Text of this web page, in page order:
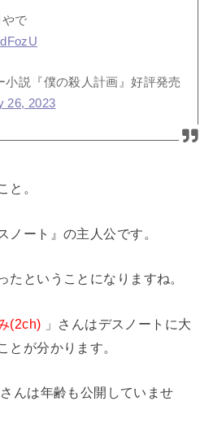
で
説『僕の殺人計画』好評発売
26, 2023
と。
ノート』の主人公です。
たということになりますね。
(2ch) 」さんはデスノートに大
とが分かります。
さんは年齢も公開していませ